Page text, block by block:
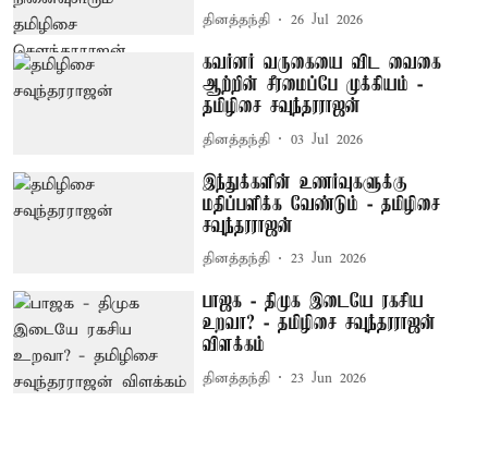
தினத்தந்தி 26 Jul 2026
கவர்னர் வருகையை விட வைகை
ஆற்றின் சீரமைப்பே முக்கியம் -
தமிழிசை சவுந்தரராஜன்
தினத்தந்தி 03 Jul 2026
இந்துக்களின் உணர்வுகளுக்கு
மதிப்பளிக்க வேண்டும் - தமிழிசை
சவுந்தரராஜன்
தினத்தந்தி 23 Jun 2026
பாஜக - திமுக இடையே ரகசிய
உறவா? - தமிழிசை சவுந்தரராஜன்
விளக்கம்
தினத்தந்தி 23 Jun 2026